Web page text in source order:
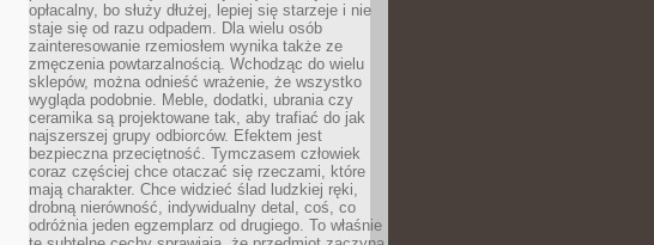
opłacalny, bo służy dłużej, lepiej się starzeje i nie
staje się od razu odpadem. Dla wielu osób
zainteresowanie rzemiosłem wynika także ze
zmęczenia powtarzalnością. Wchodząc do wielu
sklepów, można odnieść wrażenie, że wszystko
wygląda podobnie. Meble, dodatki, ubrania czy
ceramika są projektowane tak, aby trafiać do jak
najszerszej grupy odbiorców. Efektem jest
bezpieczna przeciętność. Tymczasem człowiek
coraz częściej chce otaczać się rzeczami, które
mają charakter. Chce widzieć ślad ludzkiej ręki,
drobną nierówność, indywidualny detal, coś, co
odróżnia jeden egzemplarz od drugiego. To właśnie